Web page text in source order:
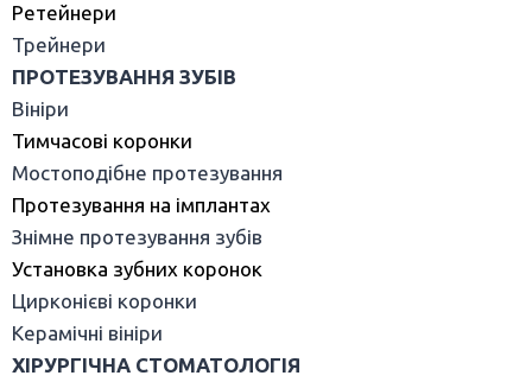
Ретейнери
Трейнери
ПРОТЕЗУВАННЯ ЗУБІВ
Вініри
Тимчасові коронки
Мостоподібне протезування
Протезування на імплантах
Знімне протезування зубів
Установка зубних коронок
Цирконієві коронки
Керамічні вініри
ХІРУРГІЧНА СТОМАТОЛОГІЯ